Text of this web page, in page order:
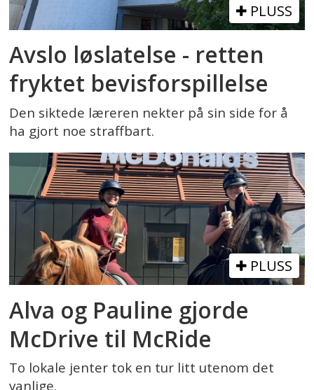
PLUSS
Avslo løslatelse - retten
fryktet bevisforspillelse
Den siktede læreren nekter på sin side for å
ha gjort noe straffbart.
PLUSS
Alva og Pauline gjorde
McDrive til McRide
To lokale jenter tok en tur litt utenom det
vanlige.